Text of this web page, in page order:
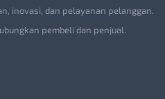
inovasi, dan pelayanan pelanggan.
pembeli dan penjual.